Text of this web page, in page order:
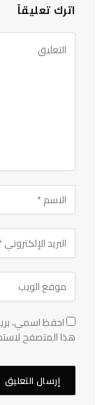
اترك تعليقاً
احفظ اسمي،
هذا المتصفح